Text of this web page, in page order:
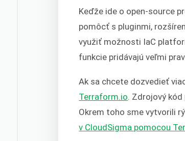
Keďže ide o open-source
pomôcť s pluginmi,
využiť možnosti IaC
funkcie pridávajú veľmi
Ak sa chcete dozvedieť
Terraform.io. Zdrojový kód
Okrem toho sme vytvorili
v CloudSigma pomocou